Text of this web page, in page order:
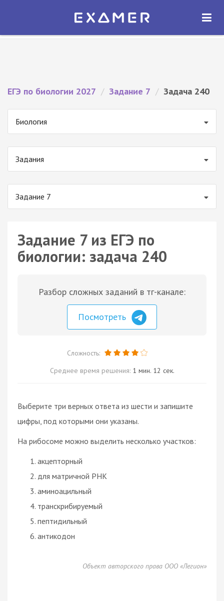
Экзамер — ЕГЭ 2027
ОТКРЫТЬ
ЕГЭ по биологии 2027 / Задание 7 / Задача 240
Биология
Задания
Задание 7
Задание 7 из ЕГЭ по
биологии: задача 240
Разбор сложных заданий в тг-канале:
Посмотреть
Сложность:
Среднее время решения: 1 мин. 12 сек.
Выберите три верных ответа из шести и запишите
цифры, под которыми они указаны.
На рибосоме можно выделить несколько участков:
акцепторный
для матричной РНК
аминоацильный
транскрибируемый
пептидильный
антикодон
Объект авторского права ООО «Легион»